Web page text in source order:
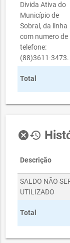
Divida Ativa do
Município de
Sobral, da linha
com numero de
telefone:
(88)3611-3473.
Total
cancelhistory
Descrição
SALDO NÃO
UTILIZADO
Total